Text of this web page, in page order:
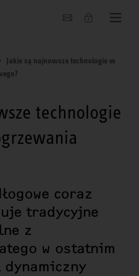
Jakie są najnowsze technologie w
technologie
coraz
tradycyjne
z
w ostatnim
dynamiczny